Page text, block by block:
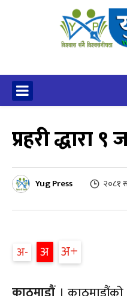
प्रहरी द्धारा
Yug Press २०८१
अ अ अ